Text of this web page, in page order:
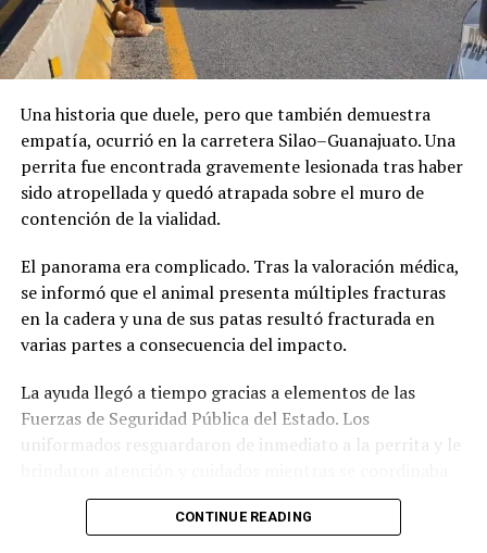
Una historia que duele, pero que también demuestra
empatía, ocurrió en la carretera Silao–Guanajuato. Una
perrita fue encontrada gravemente lesionada tras haber
sido atropellada y quedó atrapada sobre el muro de
contención de la vialidad.
El panorama era complicado. Tras la valoración médica,
se informó que el animal presenta múltiples fracturas
en la cadera y una de sus patas resultó fracturada en
varias partes a consecuencia del impacto.
La ayuda llegó a tiempo gracias a elementos de las
Fuerzas de Seguridad Pública del Estado. Los
uniformados resguardaron de inmediato a la perrita y le
su traslado para recibir atención especializada.
CONTINUE READING